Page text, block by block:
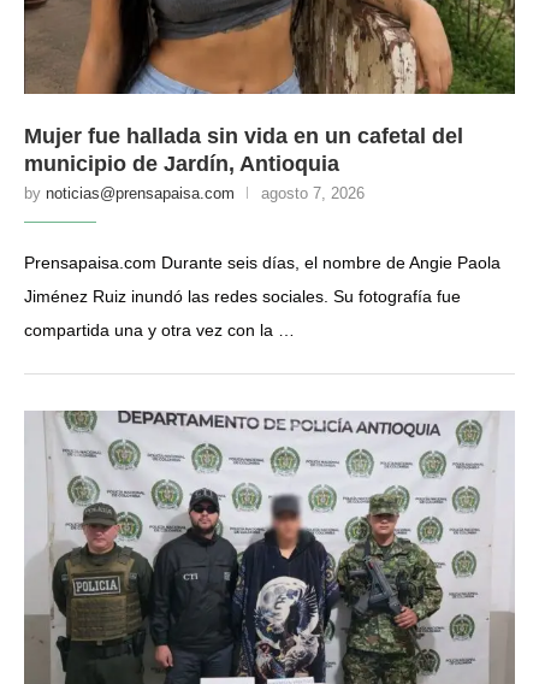
Mujer fue hallada sin vida en un cafetal del
municipio de Jardín, Antioquia
by noticias@prensapaisa.com agosto 7, 2026
Prensapaisa.com Durante seis días, el nombre de Angie Paola
Jiménez Ruiz inundó las redes sociales. Su fotografía fue
compartida una y otra vez con la …